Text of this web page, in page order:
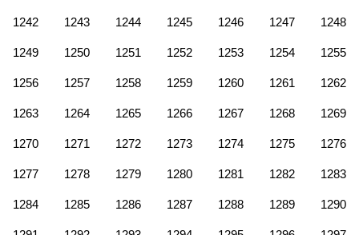
1242 1243 1244 1245 1246 1247 1248
1249 1250 1251 1252 1253 1254 1255
1256 1257 1258 1259 1260 1261 1262
1263 1264 1265 1266 1267 1268 1269
1270 1271 1272 1273 1274 1275 1276
1277 1278 1279 1280 1281 1282 1283
1284 1285 1286 1287 1288 1289 1290